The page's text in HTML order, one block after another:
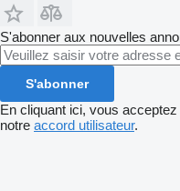
S'abonner aux nouvelles
S'abonner
En cliquant ici, vous acceptez
notre accord utilisateur.